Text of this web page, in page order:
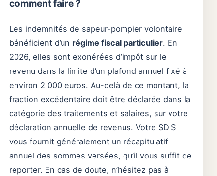
comment faire ?
Les indemnités de sapeur-pompier volontaire
bénéficient d’un régime fiscal particulier. En
2026, elles sont exonérées d’impôt sur le
revenu dans la limite d’un plafond annuel fixé à
environ 2 000 euros. Au-delà de ce montant, la
fraction excédentaire doit être déclarée dans la
catégorie des traitements et salaires, sur votre
déclaration annuelle de revenus. Votre SDIS
vous fournit généralement un récapitulatif
annuel des sommes versées, qu’il vous suffit de
reporter. En cas de doute, n’hésitez pas à